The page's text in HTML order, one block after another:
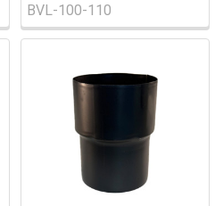
BVL-100-110